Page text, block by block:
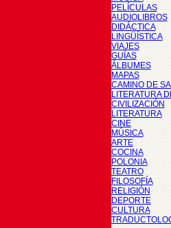
PELÍCULAS
AUDIOLIBROS
DIDÁCTICA
LINGÜÍSTICA
VIAJES
GUÍAS
ÁLBUMES
MAPAS
CAMINO DE
LITERATURA
CIVILIZACIÓN
LITERATURA
CINE
MÚSICA
ARTE
COCINA
POLONIA
TEATRO
FILOSOFÍA
RELIGIÓN
DEPORTE
CULTURA